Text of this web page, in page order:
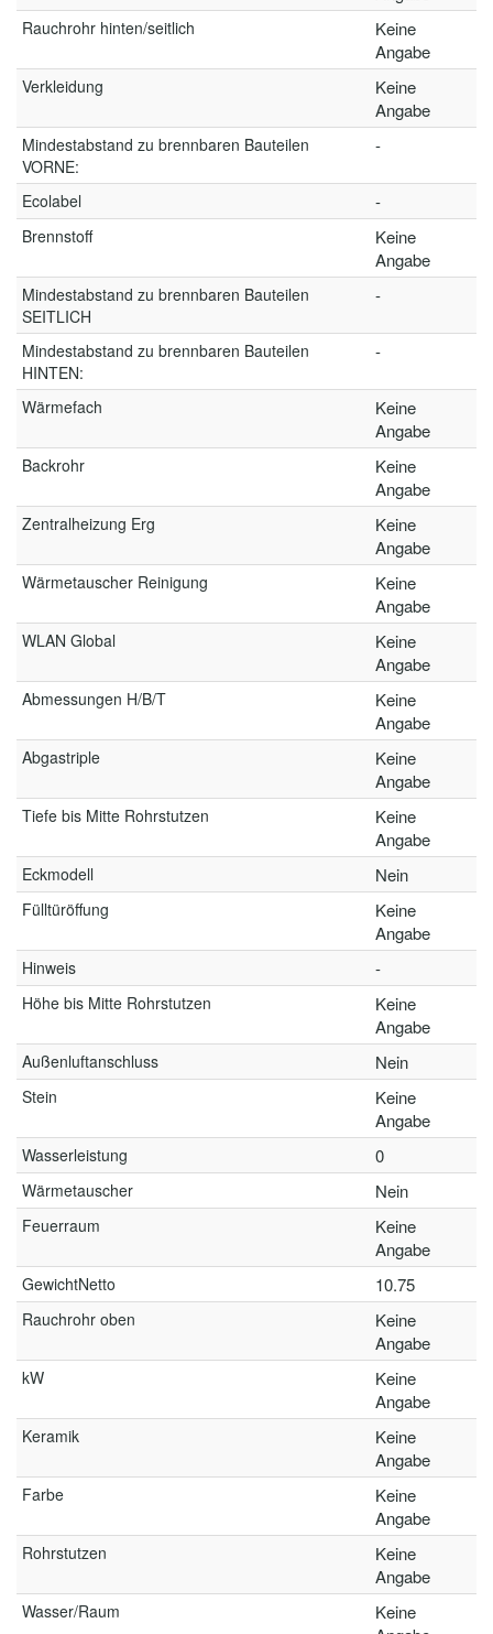
Rauchrohr hinten/seitlich
Keine
Angabe
Verkleidung
Keine
Angabe
Mindestabstand zu brennbaren Bauteilen
VORNE:
-
Ecolabel -
Brennstoff
Keine
Angabe
Mindestabstand zu brennbaren Bauteilen
SEITLICH
-
Mindestabstand zu brennbaren Bauteilen
HINTEN:
-
Wärmefach
Keine
Angabe
Backrohr
Keine
Angabe
Zentralheizung Erg
Keine
Angabe
Wärmetauscher Reinigung
Keine
Angabe
WLAN Global
Keine
Angabe
Abmessungen H/B/T
Keine
Angabe
Abgastriple
Keine
Angabe
Tiefe bis Mitte Rohrstutzen
Keine
Angabe
Eckmodell Nein
Fülltüröffung
Keine
Angabe
Hinweis -
Höhe bis Mitte Rohrstutzen
Keine
Angabe
Außenluftanschluss Nein
Stein
Keine
Angabe
Wasserleistung 0
Wärmetauscher Nein
Feuerraum
Keine
Angabe
GewichtNetto 10.75
Rauchrohr oben
Keine
Angabe
kW
Keine
Angabe
Keramik
Keine
Angabe
Farbe
Keine
Angabe
Rohrstutzen
Keine
Angabe
Wasser/Raum
Keine